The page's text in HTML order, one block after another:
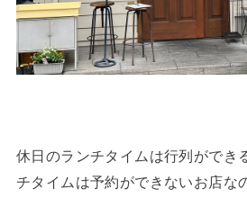
休日のランチタイムは行列ができ
チタイムは予約ができないお店な